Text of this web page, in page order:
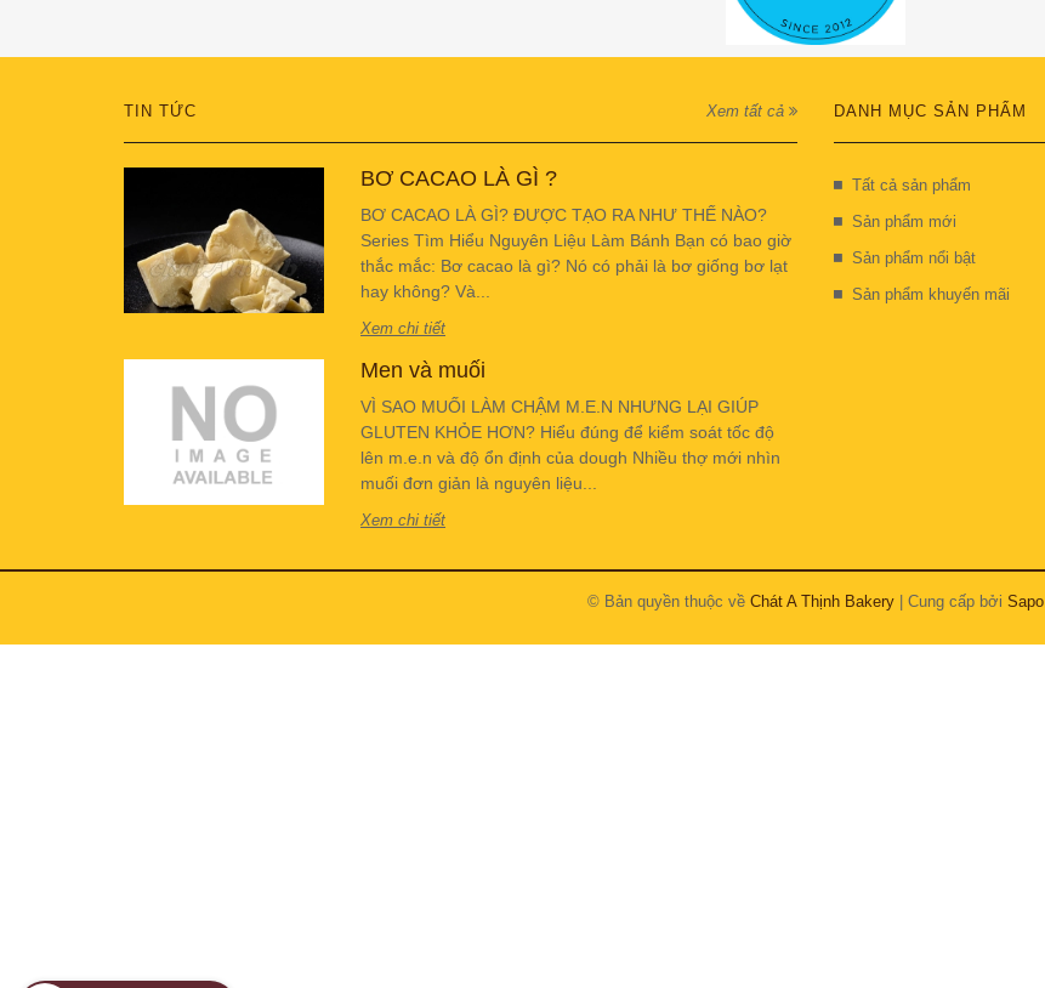
TIN TỨC Xem tất cả
BƠ CACAO LÀ GÌ ?
BƠ CACAO LÀ GÌ? ĐƯỢC TẠO RA NHƯ THẾ NÀO?
Series Tìm Hiểu Nguyên Liệu Làm Bánh Bạn có bao giờ
thắc mắc: Bơ cacao là gì? Nó có phải là bơ giống bơ lạt
hay không? Và...
Xem chi tiết
Men và muối
VÌ SAO MUỐI LÀM CHẬM M.E.N NHƯNG LẠI GIÚP
GLUTEN KHỎE HƠN? Hiểu đúng để kiểm soát tốc độ
lên m.e.n và độ ổn định của dough Nhiều thợ mới nhìn
muối đơn giản là nguyên liệu...
Xem chi tiết
DANH MỤC SẢN PHẨM
Tất cả sản phẩm
Sản phẩm mới
Sản phẩm nổi bật
Sản phẩm khuyến mãi
© Bản quyền thuộc về Chát A Thịnh Bakery | Cung cấp bởi Sapo